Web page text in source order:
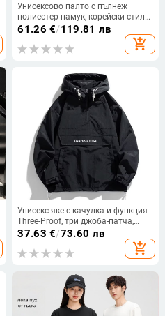
Унисексово палто с пълнеж
полиестер-памук, корейски стил
кардиган, свободен силует, цип,
стояща яка, едноцветно, топло и
плътно, подплата полиестер
61.26 €/119.81 лв
add_shopping_cart
Унисекс яке с качулка и функция
Three-Proof, три джоба-патча,
стойкова яка, памук-полиестер
смесена материя, пролет-есен
37.63 €/73.60 лв
add_shopping_cart